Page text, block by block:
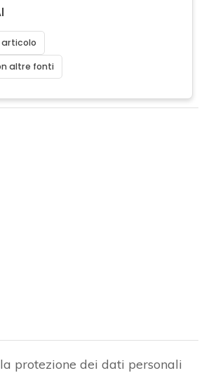
articolo
altre fonti
protezione dei dati personali